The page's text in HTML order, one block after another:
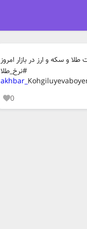
طلا و سکه و ارز در بازار امروز
#نرخ_طلا
0